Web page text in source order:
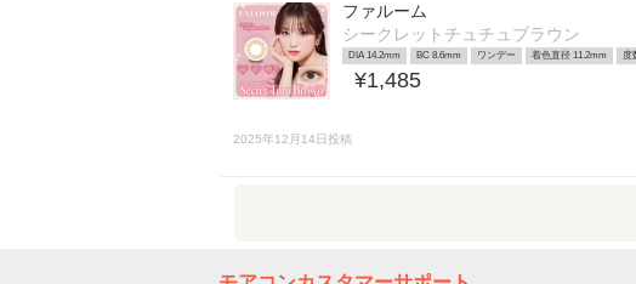
ファルーム
シークレットチュチュブラウン
DIA 14.2mm BC 8.6mm ワンデー 着色直径 11.2mm 度
¥1,485
2025年12月14日投稿